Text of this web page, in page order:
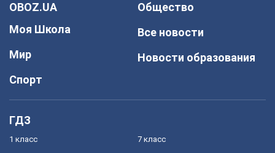
OBOZ.UA
Моя Школа
Мир
Спорт
Общество
Все новости
Новости образования
ГДЗ
1 класс 7 класс